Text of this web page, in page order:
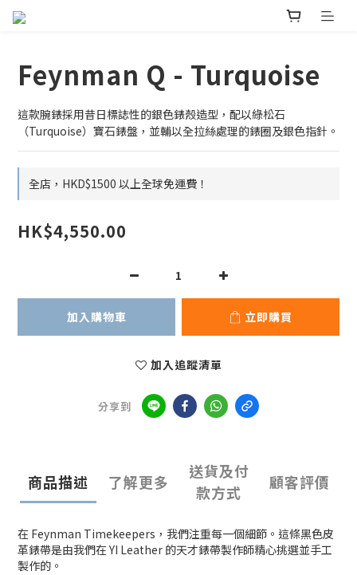
Feynman Q - Turquoise
這款腕錶採用昔日標誌性的銀色錶殼造型，配以綠松石
（Turquoise）寶石錶盤，並輔以全拉絲處理的錶圈及銀色指針。
全店，HKD$1500 以上全球免運費！
HK$4,550.00
加入購物車 立即購買
加入追蹤清單
分享到
商品描述 了解更多
送貨及付
款方式
顧客評價
在 Feynman Timekeepers，我們注重每一個細節。這條黑色皮
革錶帶是由我們在 YI Leather 的天才錶帶製作師精心挑選並手工
製作的。